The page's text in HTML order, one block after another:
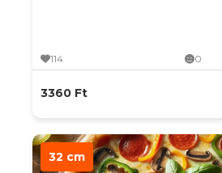
114 0
3360 Ft
32 cm